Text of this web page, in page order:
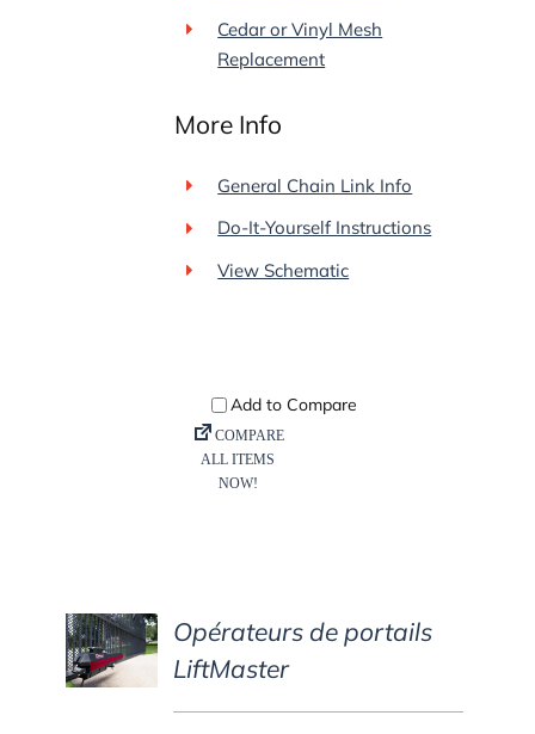
Cedar or Vinyl Mesh
Replacement
More Info
General Chain Link Info
Do-It-Yourself Instructions
View Schematic
DETAILS
Opérateurs de portails
LiftMaster